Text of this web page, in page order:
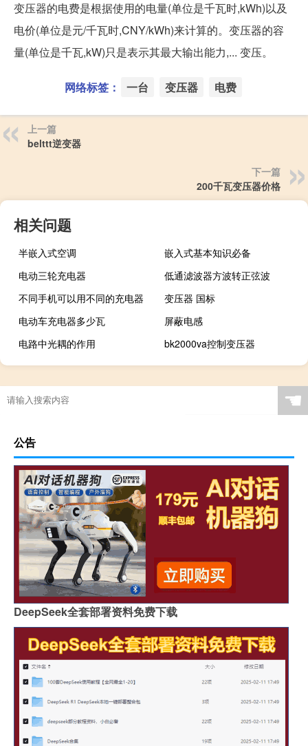
变压器的电费是根据使用的电量(单位是千瓦时,kWh)以及
电价(单位是元/千瓦时,CNY/kWh)来计算的。变压器的容
量(单位是千瓦,kW)只是表示其最大输出能力,... 变压。
网络标签： 一台 变压器 电费
上一篇
belttt逆变器
下一篇
200千瓦变压器价格
相关问题
半嵌入式空调
嵌入式基本知识必备
电动三轮充电器
低通滤波器方波转正弦波
不同手机可以用不同的充电器
变压器 国标
电动车充电器多少瓦
屏蔽电感
电路中光耦的作用
bk2000va控制变压器
☚
公告
DeepSeek全套部署资料免费下载